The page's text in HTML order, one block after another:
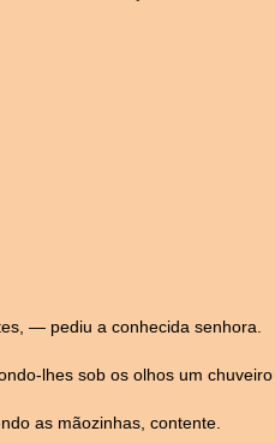
— pediu a conhecida senhora.
lhes sob os olhos um chuveiro
as mãozinhas, contente.